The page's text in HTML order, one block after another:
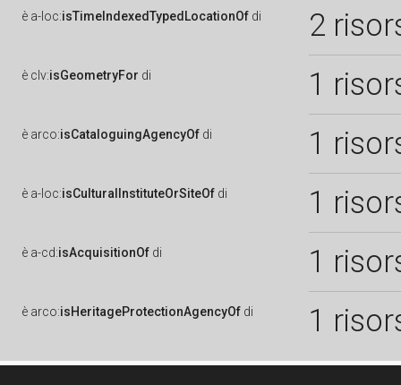
è a-loc:isTimeIndexedTypedLocationOf di 2
è clv:isGeometryFor di 1
è arco:isCataloguingAgencyOf di 1
è a-loc:isCulturalInstituteOrSiteOf di 1
è a-cd:isAcquisitionOf di 1
è arco:isHeritageProtectionAgencyOf di 1